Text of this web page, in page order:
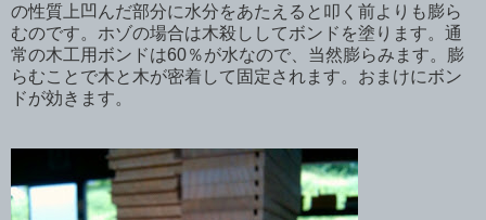
の性質上凹んだ部分に水分をあたえると叩く前よりも膨ら
むのです。ホゾの場合は木殺ししてボンドを塗ります。通
常の木工用ボンドは60％が水なので、当然膨らみます。膨
らむことで木と木が密着して固定されます。おまけにボン
ドが効きます。